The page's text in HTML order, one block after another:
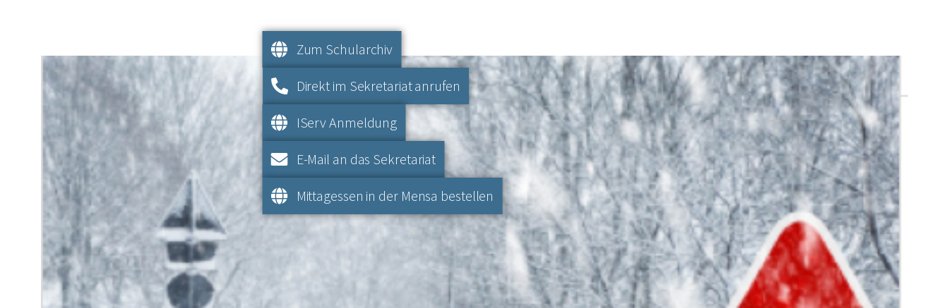
Zum Schularchiv
Direkt im Sekretariat anrufen
IServ Anmeldung
E-Mail an das Sekretariat
Mittagessen in der Mensa bestellen